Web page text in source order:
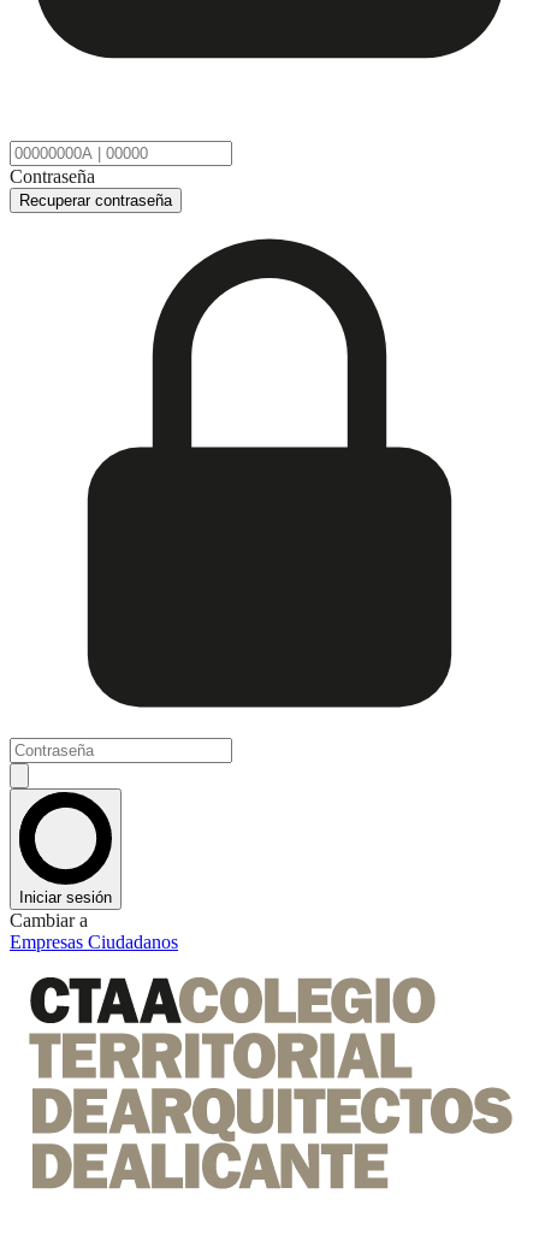
Contraseña
Recuperar contraseña
Iniciar sesión
Cambiar a
Empresas Ciudadanos